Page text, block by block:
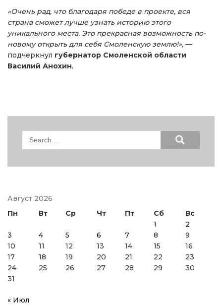
«Очень рад, что благодаря победе в проекте, вся
страна сможет лучше узнать историю этого
уникального места. Это прекрасная возможность по-
новому открыть для себя Смоленскую землю!», —
подчеркнул губернатор Смоленской области
Василий Анохин.
Search
Август 2026
Пн
Вт Ср Чт Пт Сб
Вс
1
2
3
4 5 6 7 8
9
10
11 12 13 14 15
16
17
18 19 20 21 22
23
24
25 26 27 28 29
30
31
« Июл